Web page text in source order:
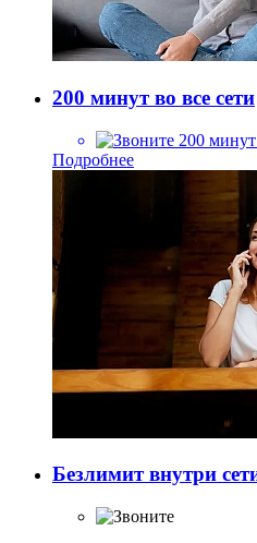
200 минут во все сети
200 минут
Подробнее
Безлимит внутри